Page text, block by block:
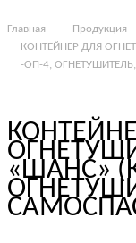
Главная Продукция
КОНТЕЙНЕР ДЛЯ
-ОП-4,
«ШАНС»